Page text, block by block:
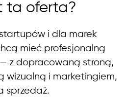
ta oferta?
i dla marek
mieć profesjonalną
z dopracowaną stroną,
wizualną i marketingiem,
sprzedaż.